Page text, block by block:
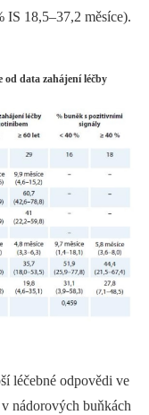
IS 18,5–37,2 měsíce).
od data zahájení léčby
léčebné odpovědi ve
nádorových buňkách